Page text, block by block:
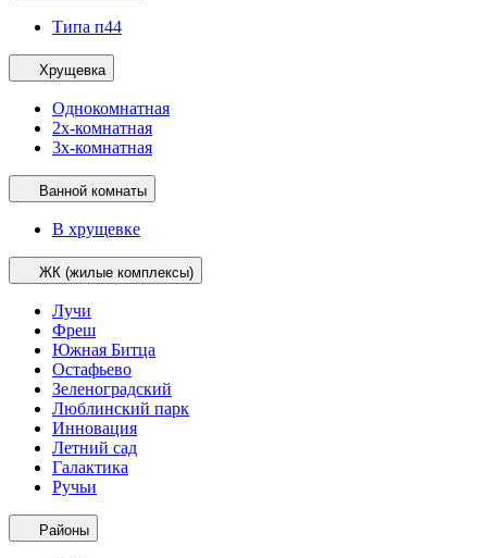
Типа п44
Хрущевка
Однокомнатная
2х-комнатная
3х-комнатная
Ванной комнаты
В хрущевке
ЖК (жилые комплексы)
Лучи
Фреш
Южная Битца
Остафьево
Зеленоградский
Люблинский парк
Инновация
Летний сад
Галактика
Ручьи
Районы